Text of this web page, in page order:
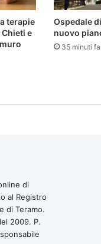
terapie
e
Ospedale
nuovo
35 minuti fa
di
al Registro
di Teramo.
2009. P.